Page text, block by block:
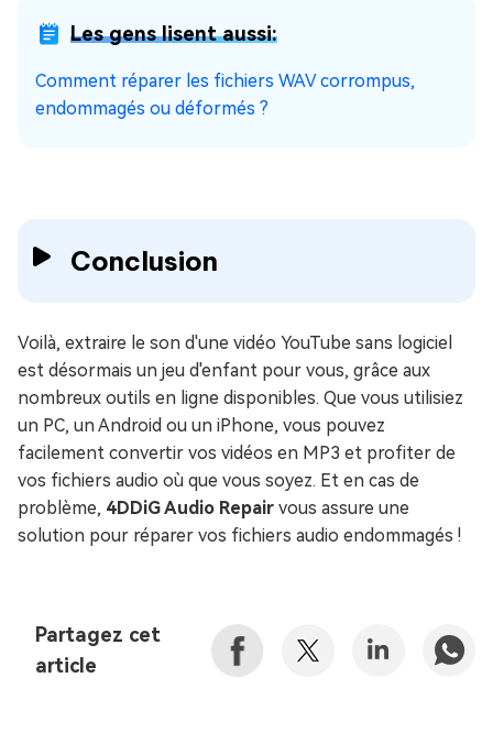
Les gens lisent aussi:
Comment réparer les fichiers WAV corrompus,
endommagés ou déformés ?
Conclusion
Voilà, extraire le son d'une vidéo YouTube sans logiciel
est désormais un jeu d'enfant pour vous, grâce aux
nombreux outils en ligne disponibles. Que vous utilisiez
un PC, un Android ou un iPhone, vous pouvez
facilement convertir vos vidéos en MP3 et profiter de
vos fichiers audio où que vous soyez. Et en cas de
problème, 4DDiG Audio Repair vous assure une
solution pour réparer vos fichiers audio endommagés !
Partagez cet
article